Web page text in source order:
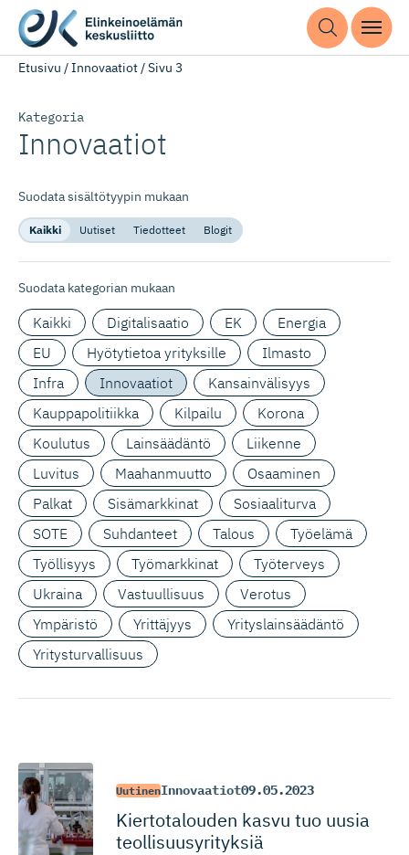
Etusivu /Innovaatiot/Sivu 3
Kategoria
Innovaatiot
Suodata sisältötyypin mukaan
Kaikki Uutiset Tiedotteet Blogit
Suodata kategorian mukaan
Kaikki Digitalisaatio EK
Energia
EU
Hyötytietoa yrityksille
Ilmasto
Infra
Innovaatiot
Kansainvälisyys
Kauppapolitiikka
Kilpailu
Korona
Koulutus
Lainsäädäntö
Liikenne
Luvitus
Maahanmuutto
Osaaminen
Palkat
Sisämarkkinat
Sosiaaliturva
SOTE
Suhdanteet Talous
Työelämä
Työllisyys
Työmarkkinat
Työterveys
Ukraina
Vastuullisuus
Verotus
Ympäristö
Yrittäjyys
Yrityslainsäädäntö
Yritysturvallisuus
UutinenInnovaatiot09.05.2023
Kiertotalouden kasvu tuo uusia
teollisuu­sy­rityksiä